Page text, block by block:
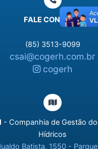
FALE CONOSCO
(85) 3513-9099
csai@cogerh.com.br
cogerh
- Companhia de Gestão
Hídricos
Batista, 1550 -